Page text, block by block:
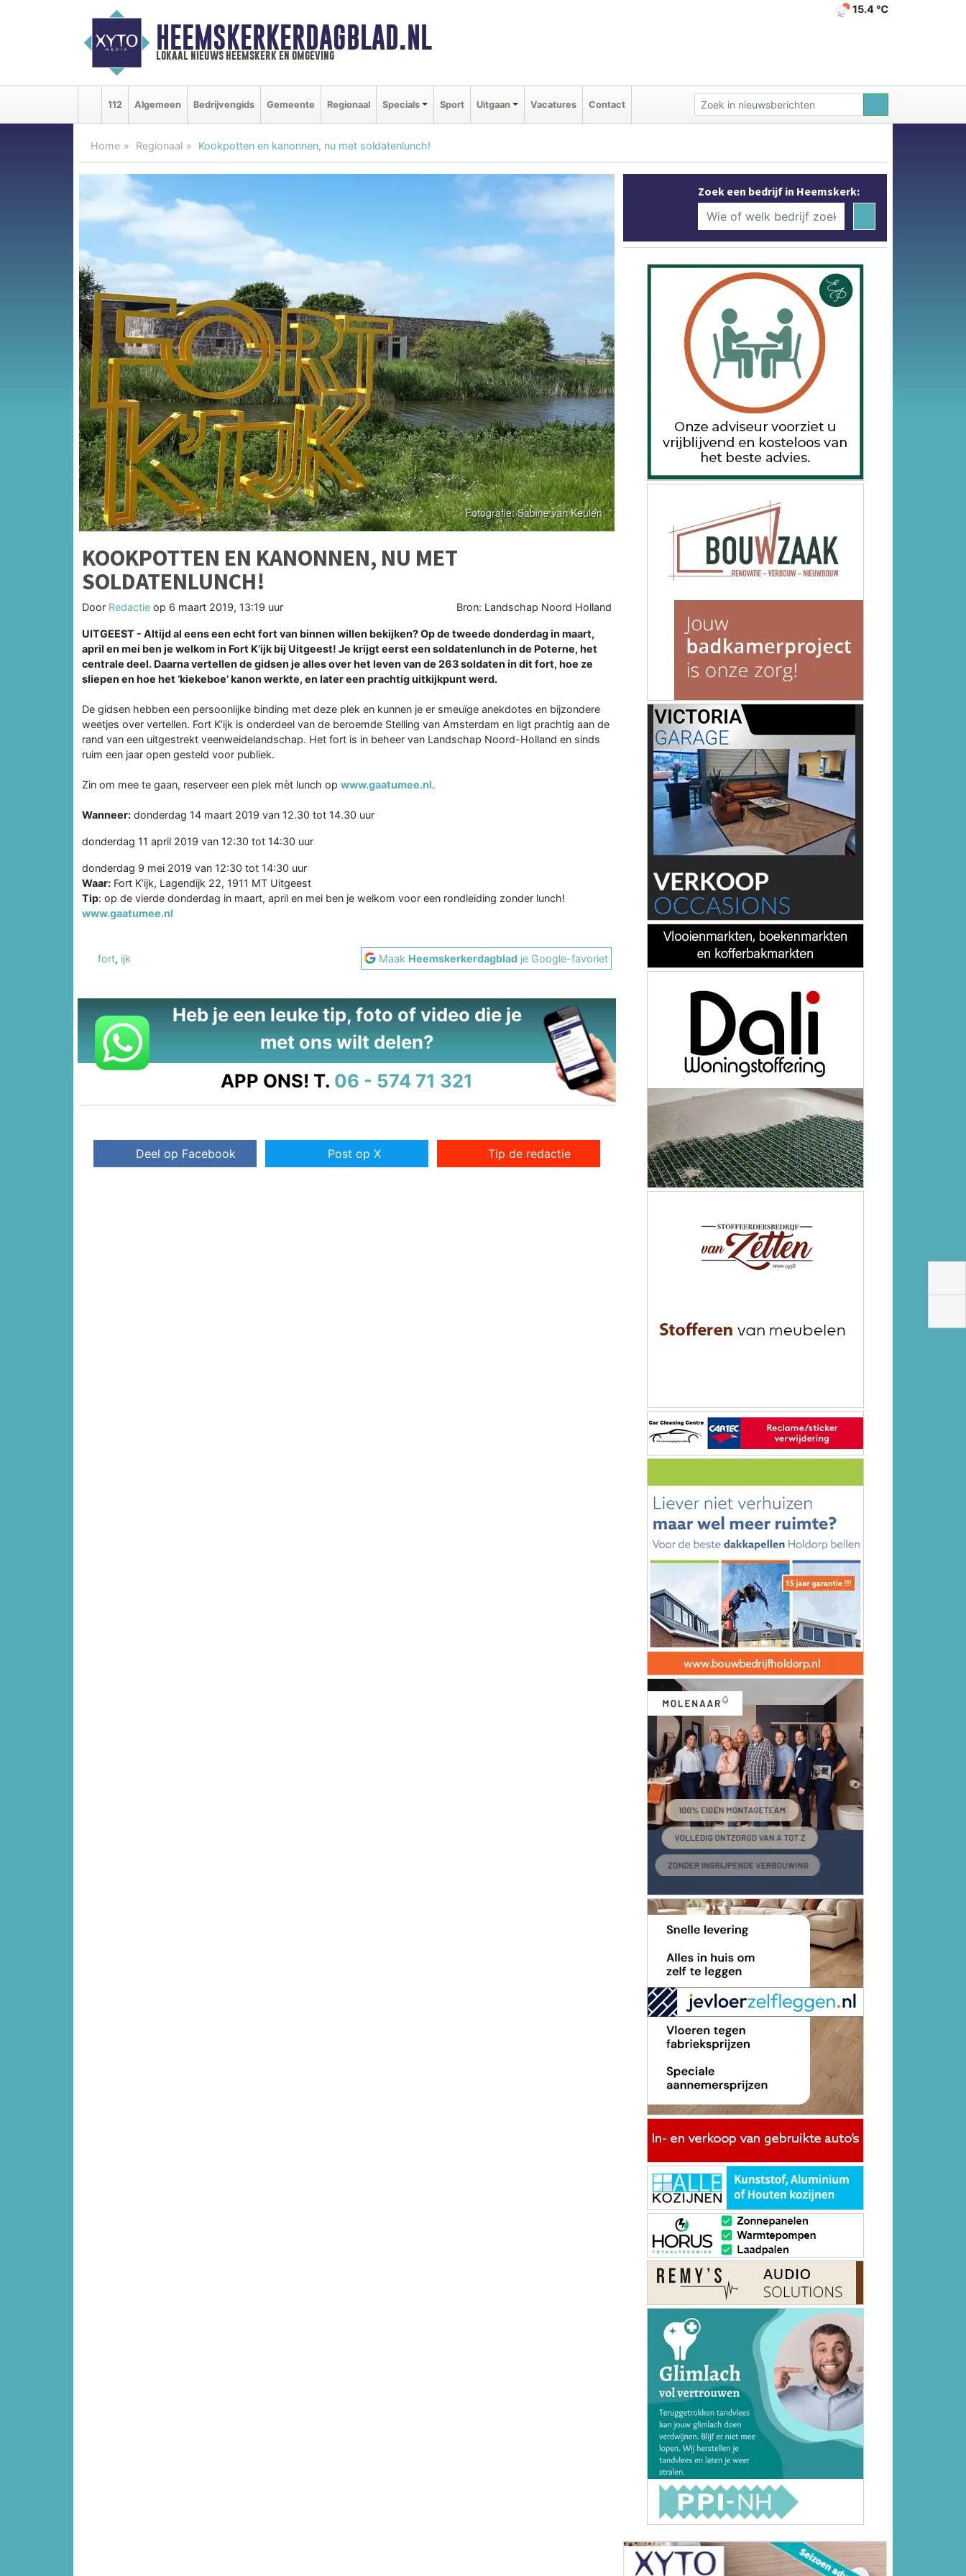
HEEMSKERKERDAGBLAD.NL
lokaal nieuws heemskerk en omgeving
15.4 ℃
112 Algemeen Bedrijvengids Gemeente Regionaal Specials Sport Uitgaan Vacatures Contact
Home Regionaal Kookpotten en kanonnen, nu met soldatenlunch!
KOOKPOTTEN EN KANONNEN, NU MET
SOLDATENLUNCH!
Door Redactie op 6 maart 2019, 13:19 uur Bron: Landschap Noord Holland
UITGEEST - Altijd al eens een echt fort van binnen willen bekijken? Op de tweede donderdag in maart,
april en mei ben je welkom in Fort K’ijk bij Uitgeest! Je krijgt eerst een soldatenlunch in de Poterne, het
centrale deel. Daarna vertellen de gidsen je alles over het leven van de 263 soldaten in dit fort, hoe ze
sliepen en hoe het ‘kiekeboe’ kanon werkte, en later een prachtig uitkijkpunt werd.
De gidsen hebben een persoonlijke binding met deze plek en kunnen je er smeuïge anekdotes en bijzondere
weetjes over vertellen. Fort K’ijk is onderdeel van de beroemde Stelling van Amsterdam en ligt prachtig aan de
rand van een uitgestrekt veenweidelandschap. Het fort is in beheer van Landschap Noord-Holland en sinds
ruim een jaar open gesteld voor publiek.
Zin om mee te gaan, reserveer een plek mèt lunch op www.gaatumee.nl.
Wanneer: donderdag 14 maart 2019 van 12.30 tot 14.30 uur
donderdag 11 april 2019 van 12:30 tot 14:30 uur
donderdag 9 mei 2019 van 12:30 tot 14:30 uur
Waar: Fort K’ijk, Lagendijk 22, 1911 MT Uitgeest
Tip: op de vierde donderdag in maart, april en mei ben je welkom voor een rondleiding zonder lunch!
www.gaatumee.nl
fort, ijk Maak Heemskerkerdagblad je Google-favoriet
Heb je een leuke tip, foto of video die je
met ons wilt delen?
APP ONS! T. 06 - 574 71 321
Deel op Facebook Post op X Tip de redactie
Zoek een bedrijf in Heemskerk: